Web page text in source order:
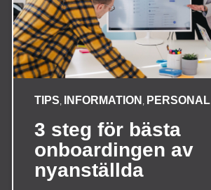
TIPS, INFORMATION , PERSONAL
3 steg för bästa
onboardingen av
nyanställda